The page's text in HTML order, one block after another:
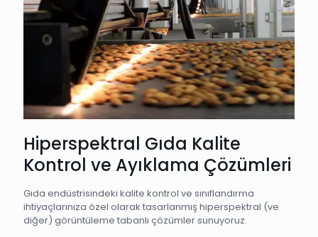
Hiperspektral Gıda Kalite
Kontrol ve Ayıklama Çözümleri
Gıda endüstrisindeki kalite kontrol ve sınıflandırma
ihtiyaçlarınıza özel olarak tasarlanmış hiperspektral (ve
diğer) görüntüleme tabanlı çözümler sunuyoruz.